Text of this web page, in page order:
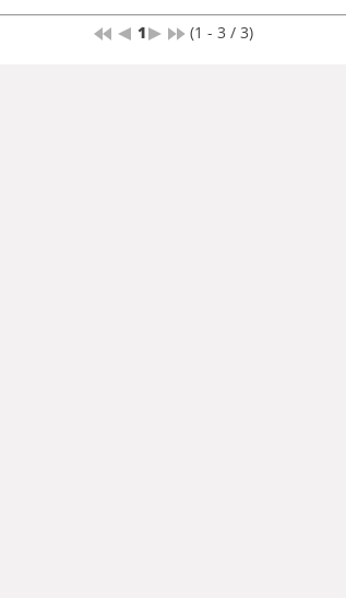
1 (1 - 3 / 3)